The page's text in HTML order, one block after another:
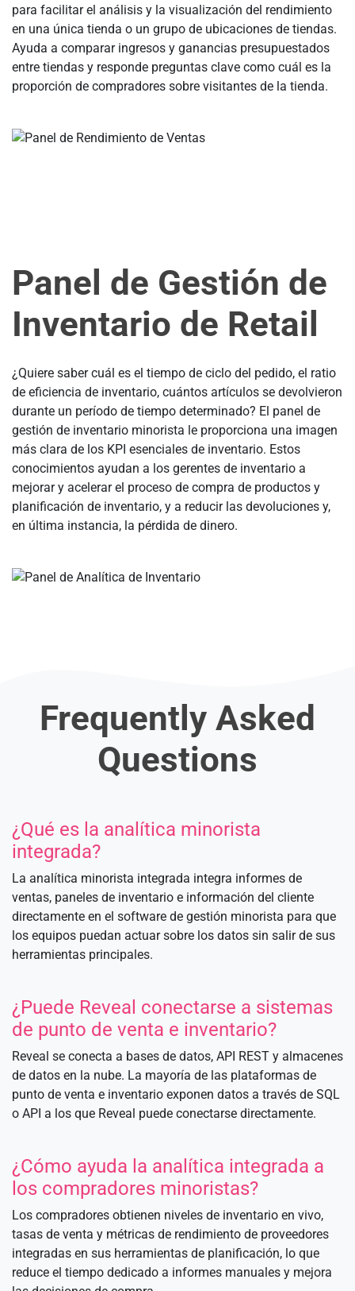
para facilitar el análisis y la visualización del rendimiento
en una única tienda o un grupo de ubicaciones de tiendas.
Ayuda a comparar ingresos y ganancias presupuestados
entre tiendas y responde preguntas clave como cuál es la
proporción de compradores sobre visitantes de la tienda.
Panel de Gestión de
Inventario de Retail
¿Quiere saber cuál es el tiempo de ciclo del pedido, el ratio
de eficiencia de inventario, cuántos artículos se devolvieron
durante un período de tiempo determinado? El panel de
gestión de inventario minorista le proporciona una imagen
más clara de los KPI esenciales de inventario. Estos
conocimientos ayudan a los gerentes de inventario a
mejorar y acelerar el proceso de compra de productos y
planificación de inventario, y a reducir las devoluciones y,
en última instancia, la pérdida de dinero.
Frequently Asked
Questions
¿Qué es la analítica minorista
integrada?
La analítica minorista integrada integra informes de
ventas, paneles de inventario e información del cliente
directamente en el software de gestión minorista para que
los equipos puedan actuar sobre los datos sin salir de sus
herramientas principales.
¿Puede Reveal conectarse a sistemas
de punto de venta e inventario?
Reveal se conecta a bases de datos, API REST y almacenes
de datos en la nube. La mayoría de las plataformas de
punto de venta e inventario exponen datos a través de SQL
o API a los que Reveal puede conectarse directamente.
¿Cómo ayuda la analítica integrada a
los compradores minoristas?
Los compradores obtienen niveles de inventario en vivo,
tasas de venta y métricas de rendimiento de proveedores
integradas en sus herramientas de planificación, lo que
reduce el tiempo dedicado a informes manuales y mejora